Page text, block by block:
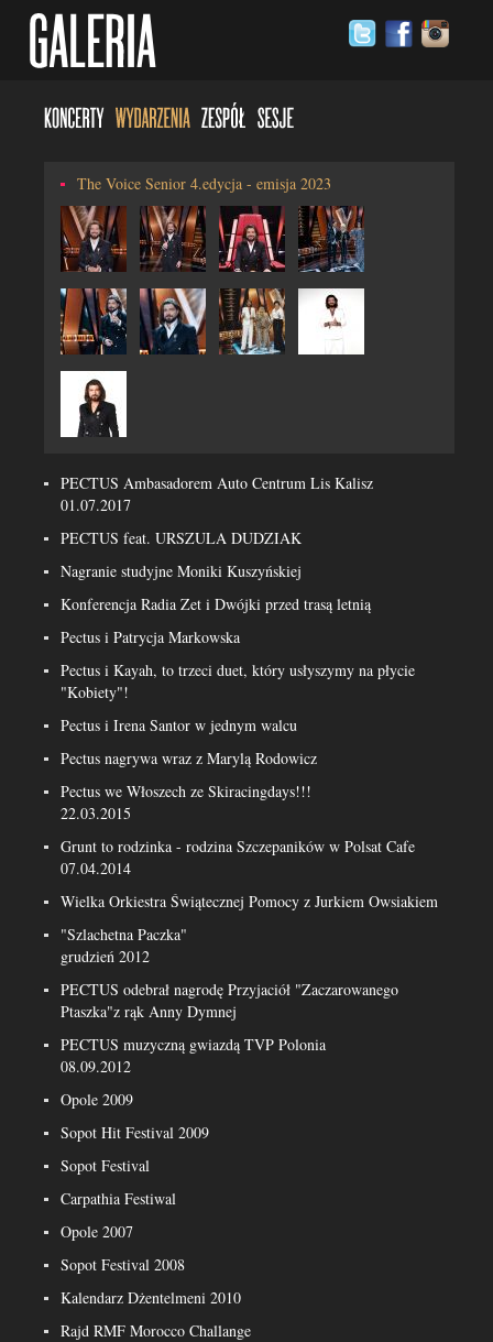
The Voice Senior 4.edycja - emisja 2023
PECTUS Ambasadorem Auto Centrum Lis Kalisz
01.07.2017
PECTUS feat. URSZULA DUDZIAK
Nagranie studyjne Moniki Kuszyńskiej
Konferencja Radia Zet i Dwójki przed trasą letnią
Pectus i Patrycja Markowska
Pectus i Kayah, to trzeci duet, który usłyszymy na płycie
"Kobiety"!
Pectus i Irena Santor w jednym walcu
Pectus nagrywa wraz z Marylą Rodowicz
Pectus we Włoszech ze Skiracingdays!!!
22.03.2015
Grunt to rodzinka - rodzina Szczepaników w Polsat Cafe
07.04.2014
Wielka Orkiestra Świątecznej Pomocy z Jurkiem Owsiakiem
"Szlachetna Paczka"
grudzień 2012
PECTUS odebrał nagrodę Przyjaciół "Zaczarowanego
Ptaszka"z rąk Anny Dymnej
PECTUS muzyczną gwiazdą TVP Polonia
08.09.2012
Opole 2009
Sopot Hit Festival 2009
Sopot Festival
Carpathia Festiwal
Opole 2007
Sopot Festival 2008
Kalendarz Dżentelmeni 2010
Rajd RMF Morocco Challange